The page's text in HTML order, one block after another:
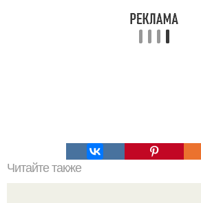
Читайте также